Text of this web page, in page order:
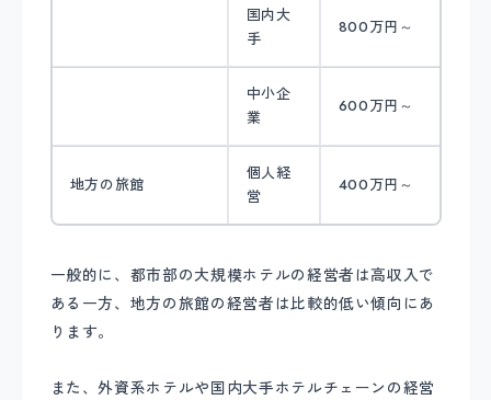
国内大
手
800万円～
中小企
業
600万円～
地方の旅館
個人経
営
400万円～
一般的に、都市部の大規模ホテルの経営者は高収入で
ある一方、地方の旅館の経営者は比較的低い傾向にあ
ります。
また、外資系ホテルや国内大手ホテルチェーンの経営